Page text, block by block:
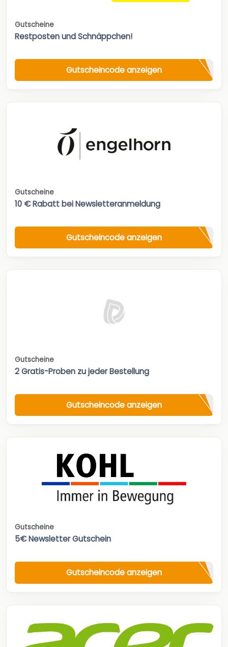
Gutscheine
Restposten und Schnäppchen!
Gutscheincode anzeigen
Gutscheine
10 € Rabatt bei Newsletteranmeldung
Gutscheincode anzeigen
Gutscheine
2 Gratis-Proben zu jeder Bestellung
Gutscheincode anzeigen
Gutscheine
5€ Newsletter Gutschein
Gutscheincode anzeigen